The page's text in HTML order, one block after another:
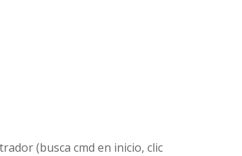
(busca cmd en inicio, clic